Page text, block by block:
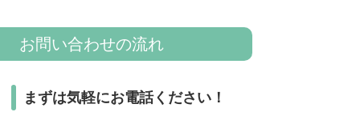
お問い合わせの流れ
まずは気軽にお電話ください！